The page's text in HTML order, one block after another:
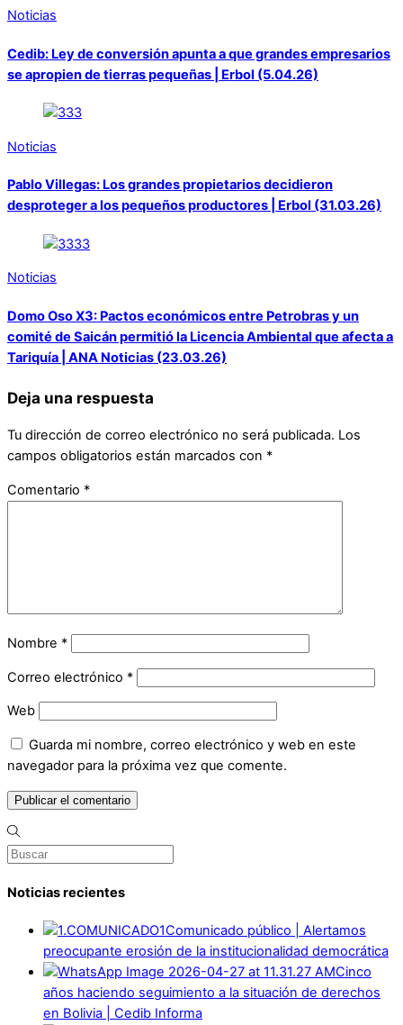
Noticias
Cedib: Ley de conversión apunta a que grandes empresarios
se apropien de tierras pequeñas | Erbol (5.04.26)
Noticias
Pablo Villegas: Los grandes propietarios decidieron
desproteger a los pequeños productores | Erbol (31.03.26)
Noticias
Domo Oso X3: Pactos económicos entre Petrobras y un
comité de Saicán permitió la Licencia Ambiental que afecta a
Tariquía | ANA Noticias (23.03.26)
Deja una respuesta
Tu dirección de correo electrónico no será publicada. Los
campos obligatorios están marcados con *
Comentario *
Nombre *
Correo electrónico *
Web
Guarda mi nombre, correo electrónico y web en este
navegador para la próxima vez que comente.
Noticias recientes
Comunicado público | Alertamos
preocupante erosión de la institucionalidad democrática
Cinco
años haciendo seguimiento a la situación de derechos
en Bolivia | Cedib Informa